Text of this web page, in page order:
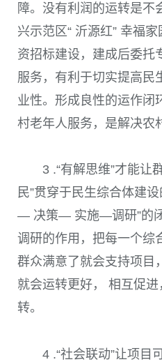
障。 没有利润的运转是不
兴示范区“ 沂源红” 幸福
资招标建设，建成后委托
服务，有利于切实提高民
业性。形成良性的运作闭
村老年人服务，是解决农
3 .“有解思维”才能让
民”贯穿于民生综合体建
— 决策— 实施—调研”的
调研的作用，把每一个综
群众满意了就会支持项目
就会运转更好， 相互促
转。
4 .“社会联动”让项目